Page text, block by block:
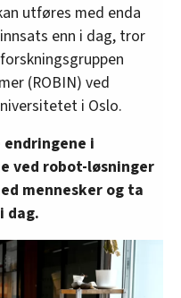
utføres med enda
enn i dag, tror
(ROBIN) ved
i Oslo.
i
ved robot-løsninger
mennesker og ta
dag.